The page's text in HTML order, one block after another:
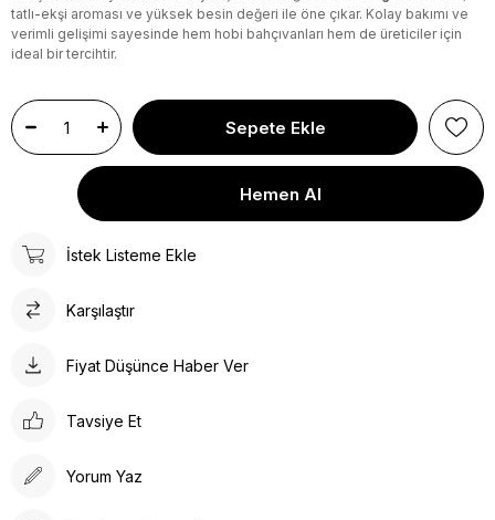
tatlı-ekşi aroması ve yüksek besin değeri ile öne çıkar. Kolay bakımı ve
verimli gelişimi sayesinde hem hobi bahçıvanları hem de üreticiler için
ideal bir tercihtir.
İstek Listeme Ekle
Karşılaştır
Fiyat Düşünce Haber Ver
Tavsiye Et
Yorum Yaz